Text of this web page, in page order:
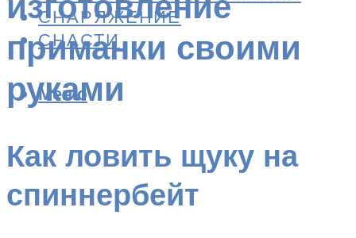
СНАРЯЖЕНИЕ
СНАСТИ
Меню
приманки своими
руками
Как ловить щуку на
спиннербейт